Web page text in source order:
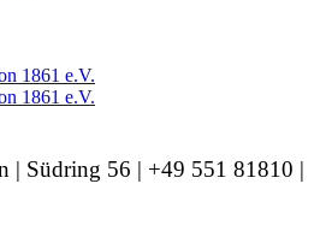
| Südring 56 | +49 551 81810 |